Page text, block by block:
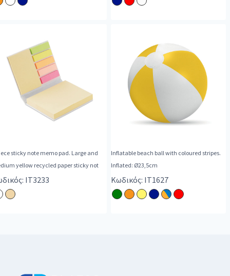
sticky note memo pad. Large and
medium yellow recycled paper sticky not
IT3233
Inflatable beach ball with coloured stripes.
Inflated: Ø23,5cm
Κωδικός: IT1627